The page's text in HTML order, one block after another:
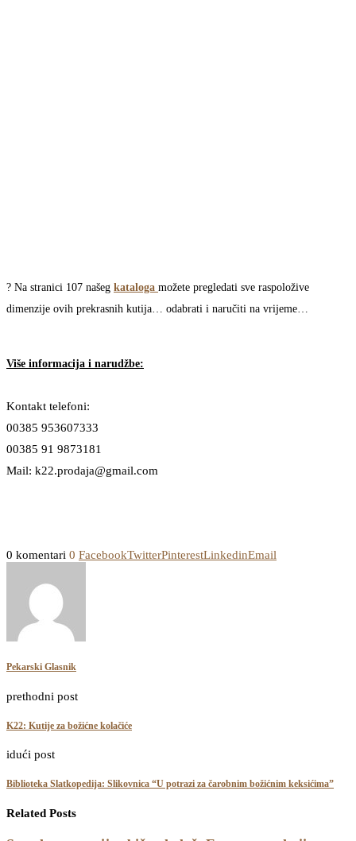
? Na stranici 107 našeg kataloga možete pregledati sve raspoložive
dimenzije ovih prekrasnih kutija… odabrati i naručiti na vrijeme…
Više informacija i narudžbe:
Kontakt telefoni:
00385 953607333
00385 91 9873181
Mail: k22.prodaja@gmail.com
0 komentari 0 FacebookTwitterPinterestLinkedinEmail
Pekarski Glasnik
prethodni post
K22: Kutije za božićne kolačiće
idući post
Biblioteka Slatkopedija: Slikovnica “U potrazi za čarobnim božićnim keksićima”
Related Posts